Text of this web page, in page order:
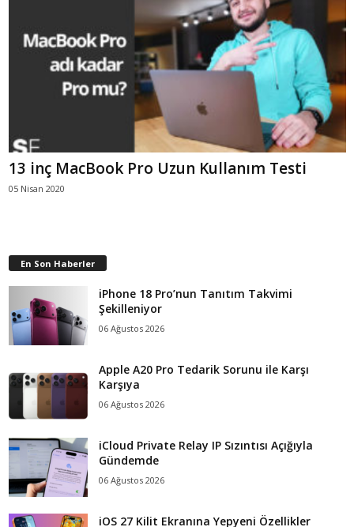
13 inç MacBook Pro Uzun Kullanım Testi
05 Nisan 2020
En Son Haberler
iPhone 18 Pro’nun Tanıtım Takvimi
Şekilleniyor
06 Ağustos 2026
Apple A20 Pro Tedarik Sorunu ile Karşı
Karşıya
06 Ağustos 2026
iCloud Private Relay IP Sızıntısı Açığıyla
Gündemde
06 Ağustos 2026
iOS 27 Kilit Ekranına Yepyeni Özellikler